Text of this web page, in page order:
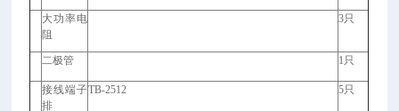
大功率电
阻
3只
二极管 1只
接线端子
排
TB-2512 5只